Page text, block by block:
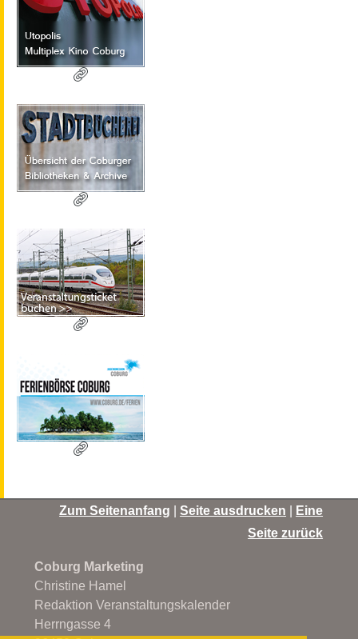
Zum Seitenanfang |Seite ausdrucken
Eine
Seite zurück
Coburg Marketing
Christine Hamel
Redaktion Veranstaltungskalender
Herrngasse 4